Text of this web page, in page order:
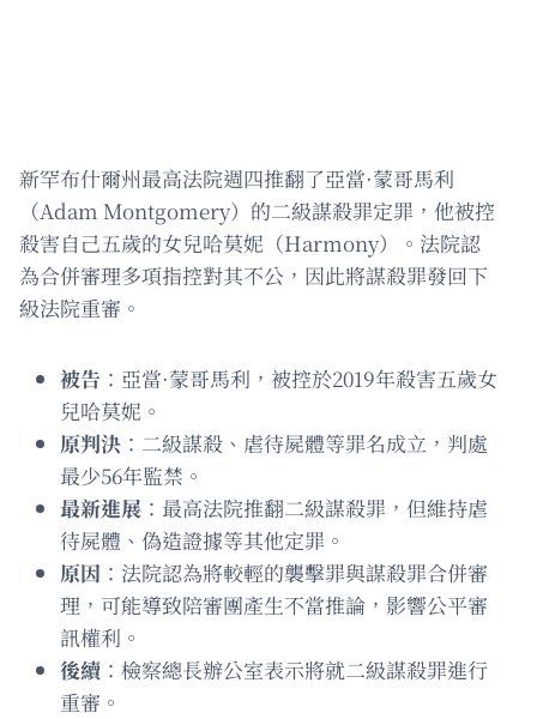
新罕布什爾州最高法院週四推翻了亞當·蒙哥馬利
（Adam Montgomery）的二級謀殺罪定罪，他被控
殺害自己五歲的女兒哈莫妮（Harmony）。法院認
為合併審理多項指控對其不公，因此將謀殺罪發回下
級法院重審。
被告 ：亞當·蒙哥馬利，被控於2019年殺害五歲女
兒哈莫妮。
原判決 ：二級謀殺、虐待屍體等罪名成立，判處
最少56年監禁。
最新進展 ：最高法院推翻二級謀殺罪，但維持虐
待屍體、偽造證據等其他定罪。
原因 ：法院認為將較輕的襲擊罪與謀殺罪合併審
理，可能導致陪審團產生不當推論，影響公平審
訊權利。
後續 ：檢察總長辦公室表示將就二級謀殺罪進行
重審。